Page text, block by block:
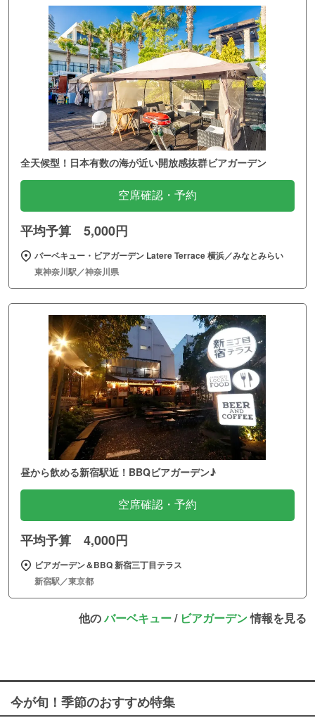
全天候型！日本有数の海が近い開放感抜群ビアガーデン
空席確認・予約
平均予算 5,000円
バーベキュー・ビアガーデン Latere Terrace 横浜／みなとみらい
東神奈川駅／神奈川県
昼から飲める新宿駅近！BBQビアガーデン♪
空席確認・予約
平均予算 4,000円
ビアガーデン＆BBQ 新宿三丁目テラス
新宿駅／東京都
他のバーベキュー/ ビアガーデン情報を見る
今が旬！季節のおすすめ特集